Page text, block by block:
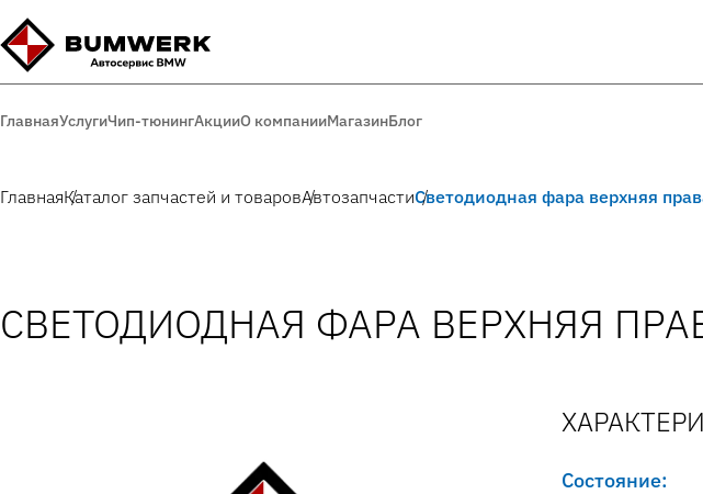
ГлавнаяУслугиЧип-тюнингАкцииО компанииМагазинБлог
ГлавнаяКаталог запчастей и товаровАвтозапчастиСветодиодная фара верхняя
СВЕТОДИОДНАЯ ФАРА ВЕРХНЯЯ
Состояние: